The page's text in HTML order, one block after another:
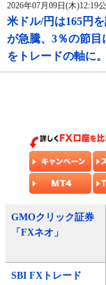
2026年07月09日(木)12:19
米ドル/円は165円
が急騰、3％の節目
をトレードの軸に
GMOクリック証券
「FXネオ」
SBI FXトレード